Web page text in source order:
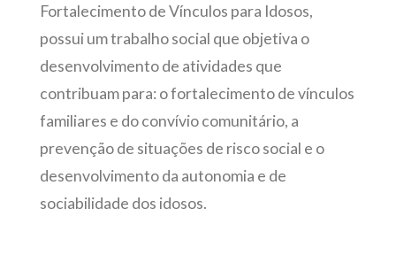
Fortalecimento de Vínculos para Idosos,
possui um trabalho social que objetiva o
desenvolvimento de atividades que
contribuam para: o fortalecimento de vínculos
familiares e do convívio comunitário, a
prevenção de situações de risco social e o
desenvolvimento da autonomia e de
sociabilidade dos idosos.